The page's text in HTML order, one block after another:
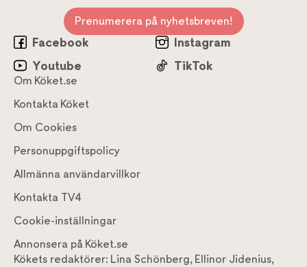
Prenumerera på nyhetsbreven!
Facebook
Instagram
Youtube
TikTok
Om Köket.se
Kontakta Köket
Om Cookies
Personuppgiftspolicy
Allmänna användarvillkor
Kontakta TV4
Cookie-inställningar
Annonsera på Köket.se
Kökets redaktörer: Lina Schönberg, Ellinor Jidenius,